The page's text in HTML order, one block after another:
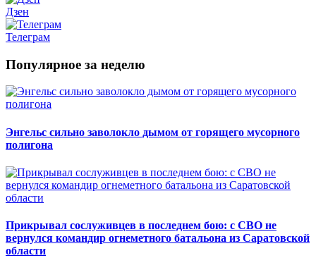
Дзен
Телеграм
Популярное за неделю
Энгельс сильно заволокло дымом от горящего мусорного
полигона
Прикрывал сослуживцев в последнем бою: с СВО не
вернулся командир огнеметного батальона из Саратовской
области